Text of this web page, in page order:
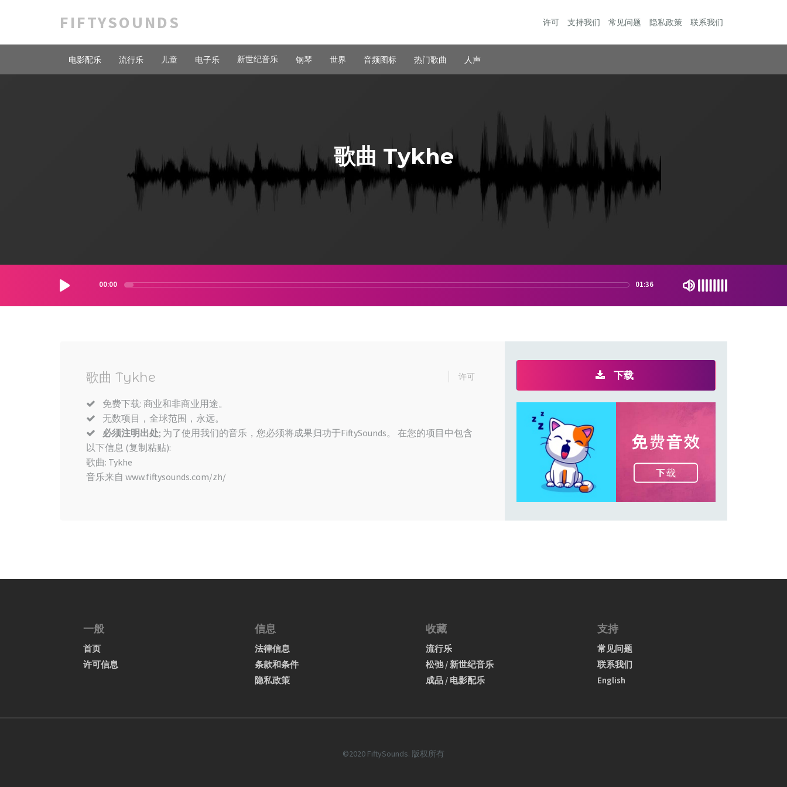
FIFTYSOUNDS 许可 支持我们 常见问题 隐私政策 联系我们
电影配乐 流行乐 儿童 电子乐 新世纪音乐 钢琴 世界 音频图标 热门歌曲 人声
歌曲 Tykhe
00:00 01:36
歌曲 Tykhe 许可
免费下载: 商业和非商业用途。
无数项目，全球范围，永远。
必须注明出处; 为了使用我们的音乐，您必须将成果归功于FiftySounds。 在您的项目中包含
以下信息 (复制粘贴):
歌曲: Tykhe
音乐来自 www.fiftysounds.com/zh/
下载
一般
首页
许可信息
信息
法律信息
条款和条件
隐私政策
收藏
流行乐
松弛 / 新世纪音乐
成品 / 电影配乐
支持
常见问题
联系我们
English
©2020 FiftySounds. 版权所有